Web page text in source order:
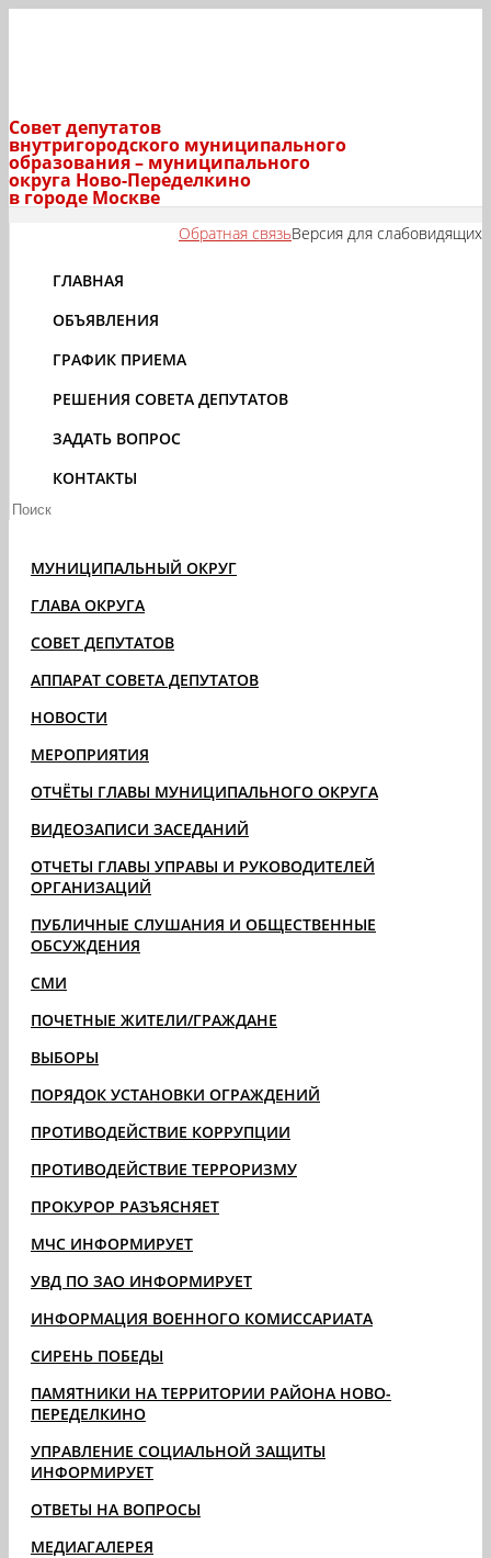
Совет депутатов
внутригородского муниципального
образования – муниципального
округа Ново-Переделкино
в городе Москве
Версия для слабовидящих
Обратная связь
ГЛАВНАЯ
ОБЪЯВЛЕНИЯ
ГРАФИК ПРИЕМА
РЕШЕНИЯ СОВЕТА ДЕПУТАТОВ
ЗАДАТЬ ВОПРОС
КОНТАКТЫ
МУНИЦИПАЛЬНЫЙ ОКРУГ
ГЛАВА ОКРУГА
СОВЕТ ДЕПУТАТОВ
АППАРАТ СОВЕТА ДЕПУТАТОВ
НОВОСТИ
МЕРОПРИЯТИЯ
ОТЧЁТЫ ГЛАВЫ МУНИЦИПАЛЬНОГО ОКРУГА
ВИДЕОЗАПИСИ ЗАСЕДАНИЙ
ОТЧЕТЫ ГЛАВЫ УПРАВЫ И РУКОВОДИТЕЛЕЙ
ОРГАНИЗАЦИЙ
ПУБЛИЧНЫЕ СЛУШАНИЯ И ОБЩЕСТВЕННЫЕ
ОБСУЖДЕНИЯ
СМИ
ПОЧЕТНЫЕ ЖИТЕЛИ/ГРАЖДАНЕ
ВЫБОРЫ
ПОРЯДОК УСТАНОВКИ ОГРАЖДЕНИЙ
ПРОТИВОДЕЙСТВИЕ КОРРУПЦИИ
ПРОТИВОДЕЙСТВИЕ ТЕРРОРИЗМУ
ПРОКУРОР РАЗЪЯСНЯЕТ
МЧС ИНФОРМИРУЕТ
УВД ПО ЗАО ИНФОРМИРУЕТ
ИНФОРМАЦИЯ ВОЕННОГО КОМИССАРИАТА
СИРЕНЬ ПОБЕДЫ
ПАМЯТНИКИ НА ТЕРРИТОРИИ РАЙОНА НОВО-
ПЕРЕДЕЛКИНО
УПРАВЛЕНИЕ СОЦИАЛЬНОЙ ЗАЩИТЫ
ИНФОРМИРУЕТ
ОТВЕТЫ НА ВОПРОСЫ
МЕДИАГАЛЕРЕЯ